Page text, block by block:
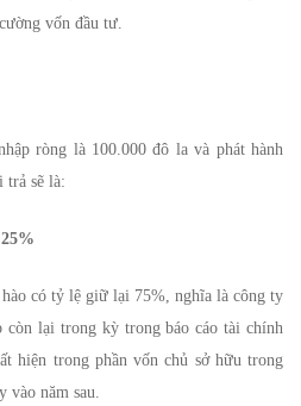
vốn đầu tư.
ròng là 100.000 đô la và phát hành
trả sẽ là:
có tỷ lệ giữ lại 75%, nghĩa là công ty
còn lại trong kỳ trong báo cáo tài chính
hiện trong phần vốn chủ sở hữu trong
vào năm sau.